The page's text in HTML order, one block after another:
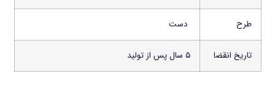
طرح دست
تاریخ انقضا ۵ سال پس از تولید